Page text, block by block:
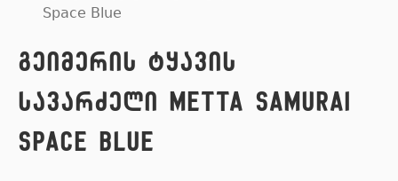
Space Blue
გეიმერის ტყავის
სავარძელი Metta Samurai
Space Blue